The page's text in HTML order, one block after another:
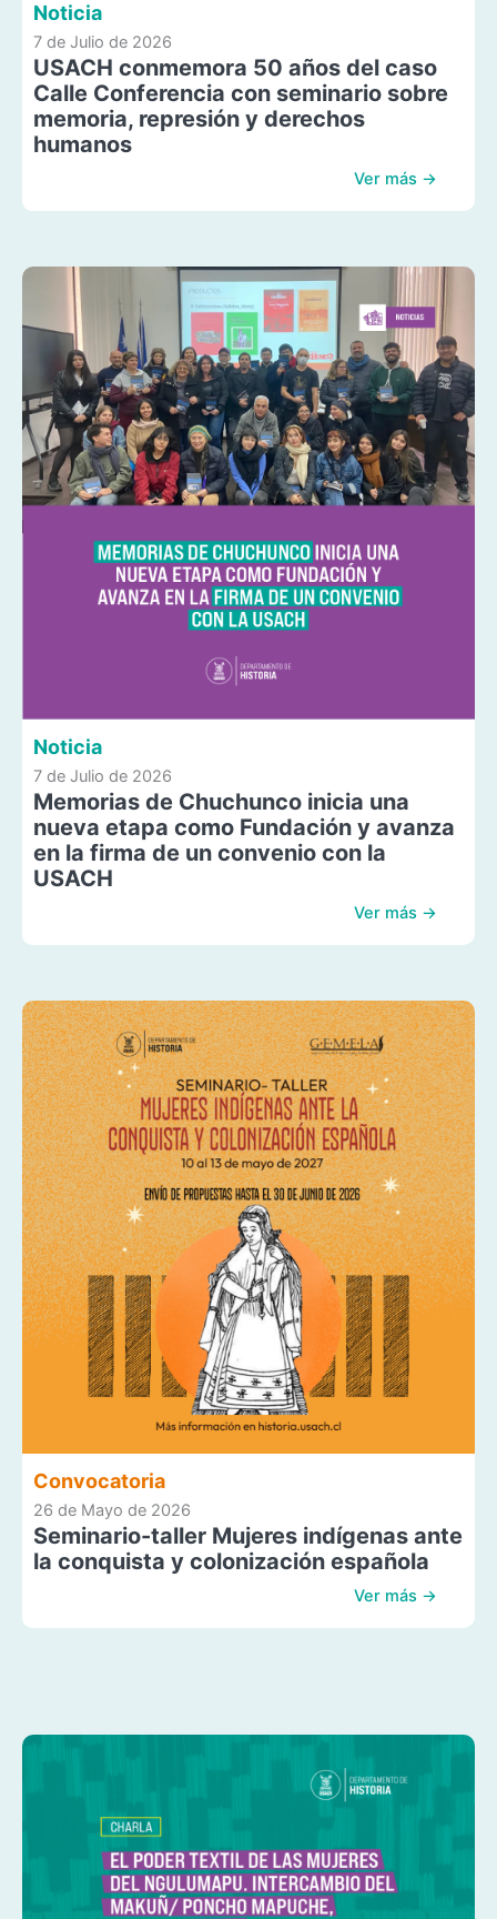
Noticia
7 de Julio de 2026
USACH conmemora 50 años del caso
Calle Conferencia con seminario sobre
memoria, represión y derechos
humanos
Ver más →
Noticia
7 de Julio de 2026
Memorias de Chuchunco inicia una
nueva etapa como Fundación y avanza
en la firma de un convenio con la
USACH
Ver más →
Convocatoria
26 de Mayo de 2026
Seminario-taller Mujeres indígenas ante
la conquista y colonización española
Ver más →